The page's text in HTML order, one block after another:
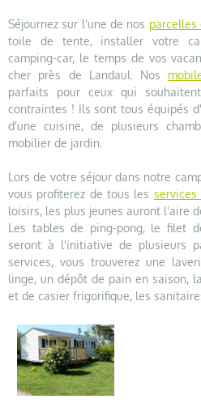
Séjournez sur l'une de nos parcelles
toile de tente, installer votre
camping-car, le temps de vos
cher près de Landaul. Nos
parfaits pour ceux qui
contraintes ! Ils sont tous équipés
d'une cuisine, de plusieurs
mobilier de jardin.
Lors de votre séjour dans notre
vous profiterez de tous les
loisirs, les plus jeunes auront l'aire
Les tables de ping-pong, le filet
seront à l'initiative de plusieurs
services, vous trouverez une
linge, un dépôt de pain en saison,
et de casier frigorifique, les sanitaires